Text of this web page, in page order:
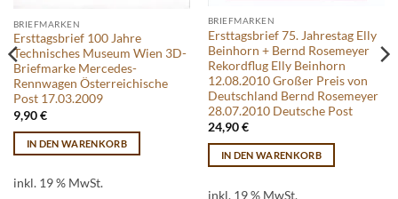
BRIEFMARKEN
Ersttagsbrief 100 Jahre
Technisches Museum Wien 3D-
Briefmarke Mercedes-
Rennwagen Österreichische
Post 17.03.2009
9,90€
IN DEN WARENKORB
inkl. 19 % MwSt.
BRIEFMARKEN
Ersttagsbrief 75. Jahrestag Elly
Beinhorn + Bernd Rosemeyer
Rekordflug Elly Beinhorn
12.08.2010 Großer Preis von
Deutschland Bernd Rosemeyer
28.07.2010 Deutsche Post
24,90€
IN DEN WARENKORB
inkl. 19 % MwSt.